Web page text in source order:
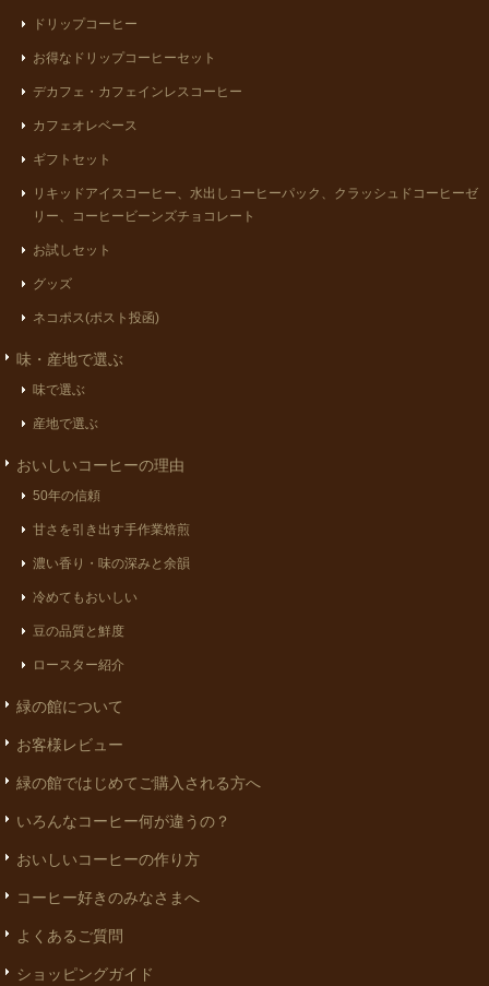
ドリップコーヒー
お得なドリップコーヒーセット
デカフェ・カフェインレスコーヒー
カフェオレベース
ギフトセット
リキッドアイスコーヒー、水出しコーヒーパック、クラッシュドコーヒーゼ
リー、コーヒービーンズチョコレート
お試しセット
グッズ
ネコポス(ポスト投函)
味・産地で選ぶ
味で選ぶ
産地で選ぶ
おいしいコーヒーの理由
50年の信頼
甘さを引き出す手作業焙煎
濃い香り・味の深みと余韻
冷めてもおいしい
豆の品質と鮮度
ロースター紹介
緑の館について
お客様レビュー
緑の館ではじめてご購入される方へ
いろんなコーヒー何が違うの？
おいしいコーヒーの作り方
コーヒー好きのみなさまへ
よくあるご質問
ショッピングガイド